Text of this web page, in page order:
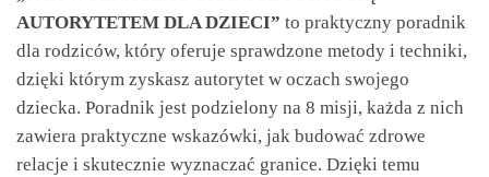
AUTORYTETEM DLA DZIECI” to praktyczny poradnik
dla rodziców, który oferuje sprawdzone metody i techniki,
dzięki którym zyskasz autorytet w oczach swojego
dziecka. Poradnik jest podzielony na 8 misji, każda z nich
zawiera praktyczne wskazówki, jak budować zdrowe
relacje i skutecznie wyznaczać granice. Dzięki temu